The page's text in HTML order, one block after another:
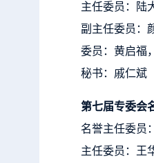
主任委员：陆
副主任委员：
委员：黄启福
秘书：戚仁斌
第七届专委会
名誉主任委员
主任委员：王